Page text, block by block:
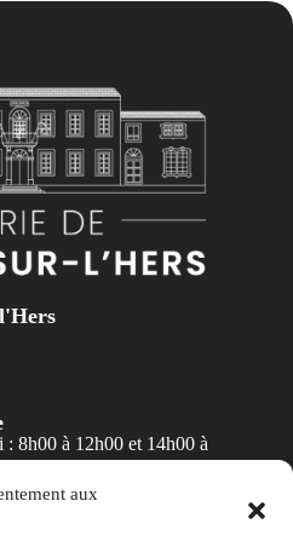
aux
8h00 à 12h00 et 14h00 à